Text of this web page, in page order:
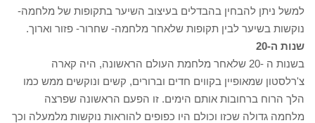
למשל ניתן להבחין בהבדלים בעיצוב השיער בתקופות של מלחמה-
נוקשות בשיער לבין תקופות שלאחר מלחמה- שחרור- פזור וארוך.
שנות ה-20
בשנות ה -20 שלאחר מלחמת העולם הראשונה, היה קארה
צ'רלסטון שמאופיין בקווים חדים וברורים, קשים ונוקשים ממש כמו
הלך הרוח ברחובות אותם הימים. זו הפעם הראשונה שפרצה
מלחמה גדולה שכזו וכולם היו כפופים להוראות נוקשות מלמעלה וכך